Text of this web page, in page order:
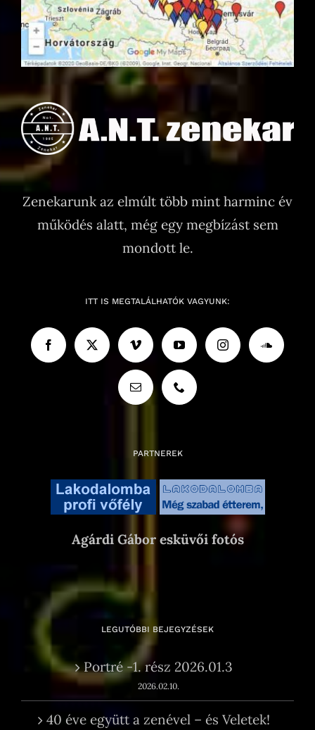
Zenekarunk az elmúlt több mint harminc év
működés alatt, még egy megbízást sem
mondott le.
ITT IS MEGTALÁLHATÓK VAGYUNK:
PARTNEREK
Agárdi Gábor esküvői fotós
LEGUTÓBBI BEJEGYZÉSEK
Portré -1. rész 2026.01.3
2026.02.10.
40 éve együtt a zenével – és Veletek!